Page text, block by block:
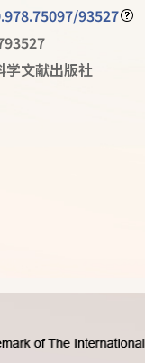
93527
学文献出版社